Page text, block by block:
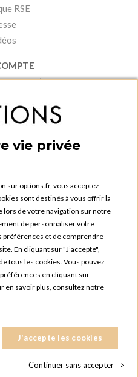
RSE
compte
compte
de commande
Rischard
LUXEMBOURG
LUXEMBOURG
vie privée
sur options.fr, vous acceptez
sont destinés à vous offrir la
de votre navigation sur notre
de personnaliser votre
préférences et de comprendre
En cliquant sur "J’accepte",
tous les cookies. Vous pouvez
en cliquant sur
en savoir plus, consultez notre
J'accepte les cookies
Continuer sans accepter >